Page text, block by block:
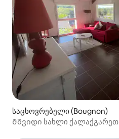
საცხოვრებელი (Bougnon)
Მშვიდი სახლი ქალაქგარეთ